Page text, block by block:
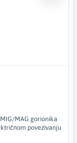
MAG gorionika
povezivanju